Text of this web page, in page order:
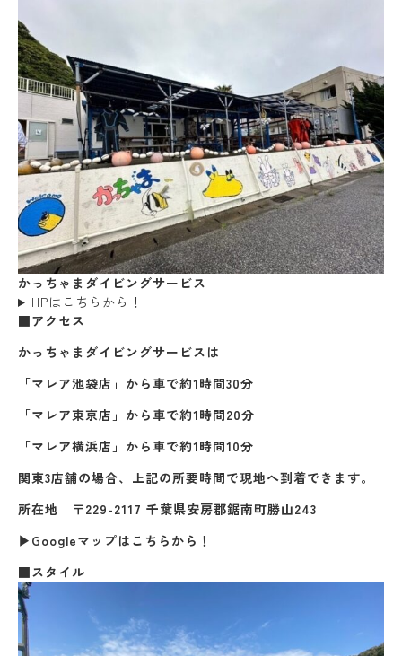
かっちゃまダイビングサービス
HPはこちらから！
■アクセス
かっちゃまダイビングサービスは
「マレア池袋店」から車で約1時間30分
「マレア東京店」から車で約1時間20分
「マレア横浜店」から車で約1時間10分
関東3店舗の場合、上記の所要時間で現地へ到着できます。
所在地 〒229-2117 千葉県安房郡鋸南町勝山243
▶Googleマップはこちらから！
■スタイル